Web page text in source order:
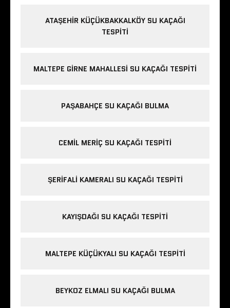
ATAŞEHIR KÜÇÜKBAKKALKÖY SU KAÇAĞI
TESPITI
MALTEPE GIRNE MAHALLESI SU KAÇAĞI TESPITI
PAŞABAHÇE SU KAÇAĞI BULMA
CEMIL MERIÇ SU KAÇAĞI TESPITI
ŞERIFALI KAMERALI SU KAÇAĞI TESPITI
KAYIŞDAĞI SU KAÇAĞI TESPITI
MALTEPE KÜÇÜKYALI SU KAÇAĞI TESPITI
BEYKOZ ELMALI SU KAÇAĞI BULMA